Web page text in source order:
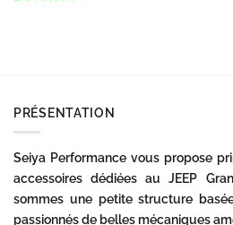
PRÉSENTATION
Seiya Performance vous propose
accessoires dédiées au JEEP
sommes une petite structure
passionnés de belles mécaniques